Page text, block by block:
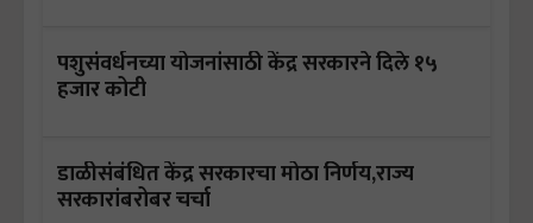
पशुसंवर्धनच्या योजनांसाठी केंद्र सरकारने दिले १५
हजार कोटी
डाळीसंबंधित केंद्र सरकारचा मोठा निर्णय,राज्य
सरकारांबरोबर चर्चा